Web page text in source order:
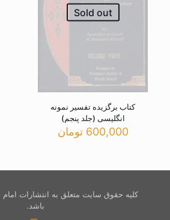
Sold out
کتاب برگزیده تفسیر نمونه
انگلیسی (جلد پنجم)
600,000 تومان
کلیه حقوق سایت متعلق به انتشارات
باشد.